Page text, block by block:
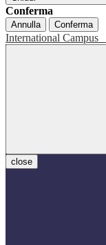
Conferma
Annulla Conferma
International Campus
close